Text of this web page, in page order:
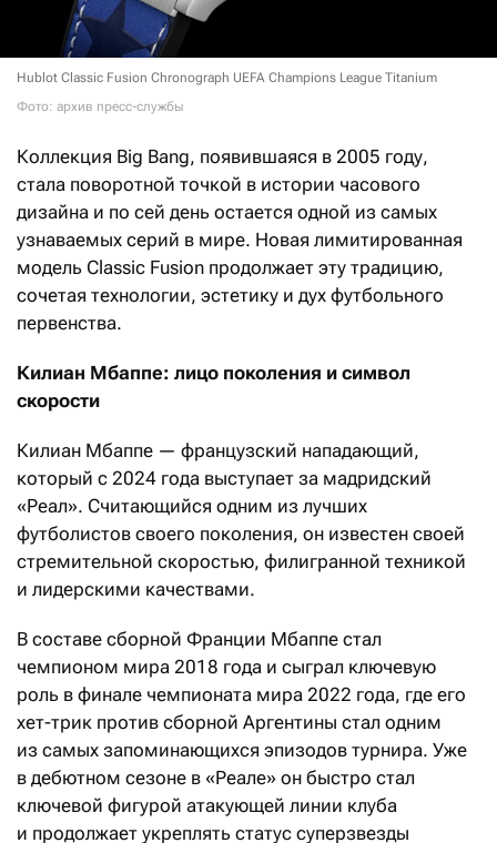
Hublot Classic Fusion Chronograph UEFA Champions League Titanium
Фото: архив пресс-службы
Коллекция Big Bang, появившаяся в 2005 году,
стала поворотной точкой в истории часового
дизайна и по сей день остается одной из самых
узнаваемых серий в мире. Новая лимитированная
модель Classic Fusion продолжает эту традицию,
сочетая технологии, эстетику и дух футбольного
первенства.
Килиан Мбаппе: лицо поколения и символ
скорости
Килиан Мбаппе — французский нападающий,
который с 2024 года выступает за мадридский
«Реал». Считающийся одним из лучших
футболистов своего поколения, он известен своей
стремительной скоростью, филигранной техникой
и лидерскими качествами.
В составе сборной Франции Мбаппе стал
чемпионом мира 2018 года и сыграл ключевую
роль в финале чемпионата мира 2022 года, где его
хет-трик против сборной Аргентины стал одним
из самых запоминающихся эпизодов турнира. Уже
в дебютном сезоне в «Реале» он быстро стал
ключевой фигурой атакующей линии клуба
и продолжает укреплять статус суперзвезды